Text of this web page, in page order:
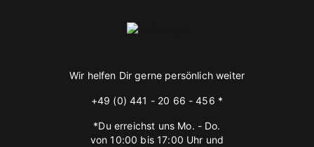
Wir helfen Dir gerne persönlich weiter
+49 (0) 441 - 20 66 - 456 *
*Du erreichst uns Mo. - Do.
von 10:00 bis 17:00 Uhr und